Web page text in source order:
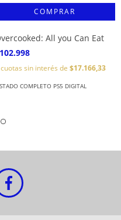
All you Can Eat
sin interés de $17.166,33
COMPLETO PS5 DIGITAL